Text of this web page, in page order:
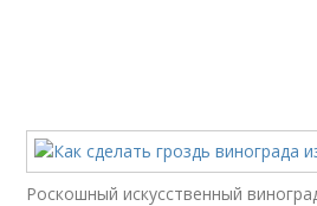
Роскошный искусственный